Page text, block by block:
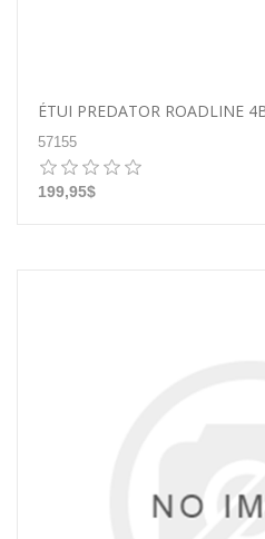
ÉTUI PREDATOR ROADLINE
57155
199,95$